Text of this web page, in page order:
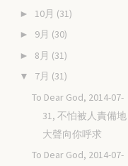
► 10月 (31)
► 9月 (30)
► 8月 (31)
▼ 7月 (31)
To Dear God, 2014-07-
31, 不怕被人責備地
大聲向你呼求
To Dear God, 2014-07-